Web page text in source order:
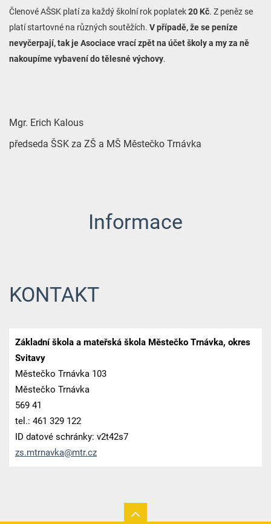
Členové AŠSK platí za každý školní rok poplatek20 Kč. Z peněz se
platí startovné na různých soutěžích. V případě, že se peníze
nevyčerpají, tak je Asociace vrací zpět na účet školy a my za ně
nakoupíme vybavení do tělesné výchovy.
Mgr. Erich Kalous
předseda ŠSK za ZŠ a MŠ Městečko Trnávka
Informace
KONTAKT
Základní škola a mateřská škola Městečko Trnávka, okres
Svitavy
Městečko Trnávka 103
Městečko Trnávka
569 41
tel.: 461 329 122
ID datové schránky: v2t42s7
zs.mtrnavka@mtr.cz